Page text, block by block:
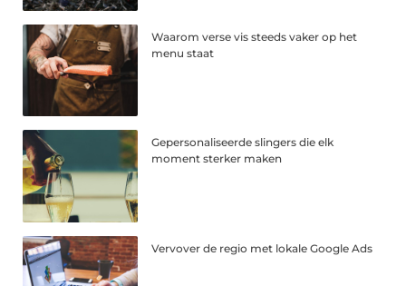
Waarom verse vis steeds vaker op het
menu staat
Gepersonaliseerde slingers die elk
moment sterker maken
Vervover de regio met lokale Google Ads